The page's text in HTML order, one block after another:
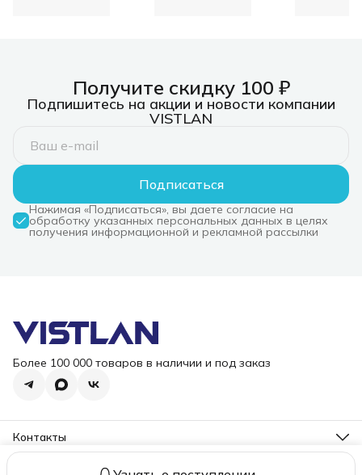
Получите скидку 100 ₽
Подпишитесь на акции и новости компании
VISTLAN
Подписаться
Нажимая «Подписаться», вы даете согласие на
обработку указанных персональных данных в целях
получения информационной и рекламной рассылки
Более 100 000 товаров в наличии и под заказ
Контакты
Режим работы